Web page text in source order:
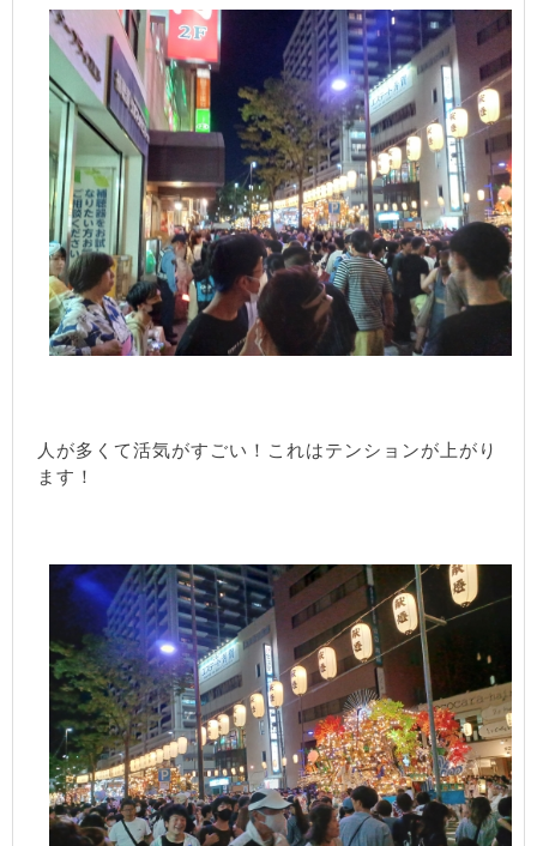
人が多くて活気がすごい！これはテンションが上がり
ます！